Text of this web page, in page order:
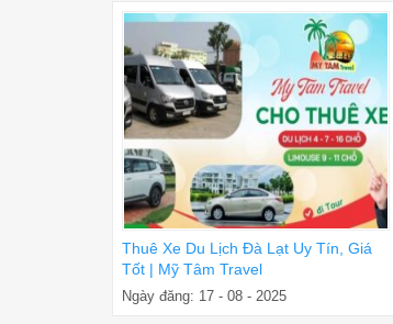
Thuê Xe Du Lịch Đà Lạt Uy Tín, Giá
Tốt | Mỹ Tâm Travel
Ngày đăng: 17 - 08 - 2025